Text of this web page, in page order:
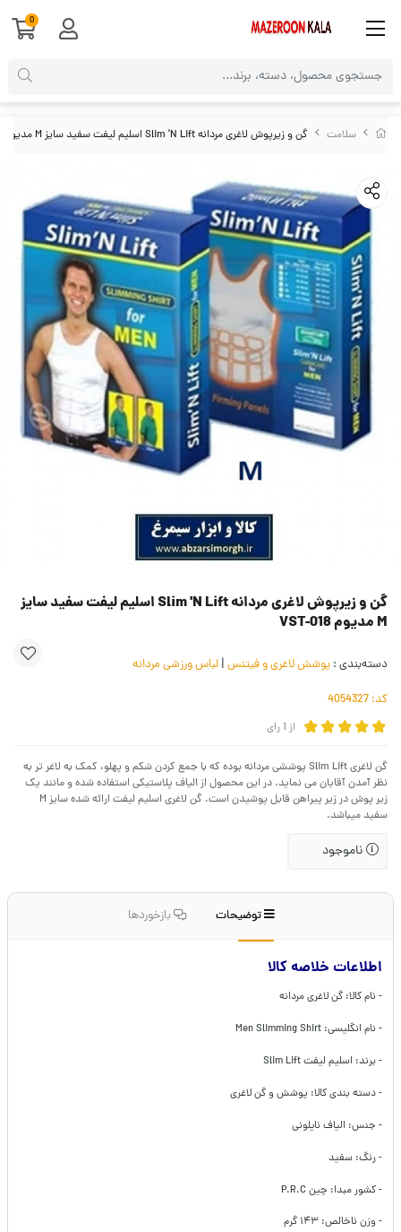
سلامت گن و زیرپوش لاغری مردانه Slim 'N Lift اسلیم لیفت سفید سایز M مدیوم VST-018
گن و زیرپوش لاغری مردانه Slim 'N Lift اسلیم لیفت سفید سایز
M مدیوم VST-018
دسته‌بندی : پوشش لاغری و فیتنس | لباس ورزشی مردانه
کد:
از 1رای
گن لاغری Slim Lift پوششی مردانه بوده که با جمع کردن شکم و پهلو، کمک به لاغر تر به
نظر آمدن آقایان می نماید. در این محصول از الیاف پلاستیکی استفاده شده و مانند یک
زیر پوش در زیر پیراهن قابل پوشیدن است. گن لاغری اسلیم لیفت ارائه شده سایز M
سفید میباشد.
ناموجود
توضیحات بازخوردها
اطلاعات خلاصه کالا
- نام کالا: گن لاغری مردانه
- نام انگلیسی: Men Slimming Shirt
- برند: اسلیم لیفت Slim Lift
- دسته بندی کالا: پوشش و گن لاغری
- جنس: الیاف نایلونی
- رنگ: سفید
- کشور مبدا: چین P.R.C
- وزن ناخالص: ۱۴۳ گرم
0